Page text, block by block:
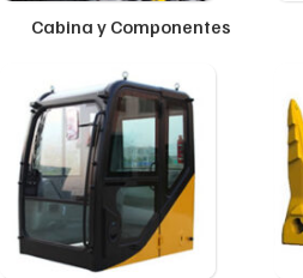
Cabina y Componentes